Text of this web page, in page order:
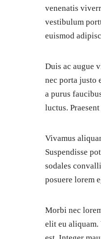
venenatis
vestibulum
euismod
Duis ac augue
nec porta justo
a purus
luctus.
Vivamus
Suspendisse
sodales
posuere lorem
Morbi nec
elit eu aliquam.